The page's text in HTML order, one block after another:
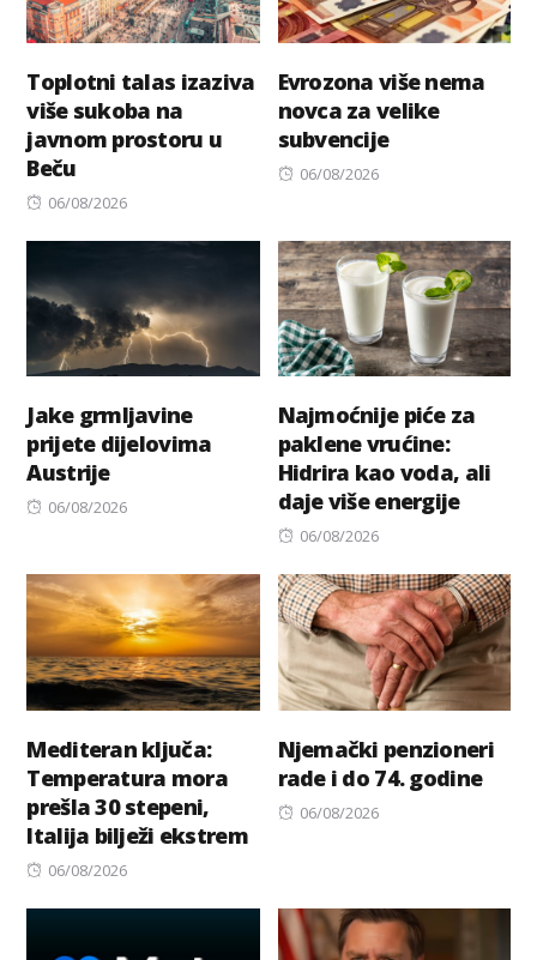
Toplotni talas izaziva
više sukoba na
javnom prostoru u
Beču
Posted
06/08/2026
Evrozona više nema
novca za velike
subvencije
Posted
06/08/2026
Jake grmljavine
prijete dijelovima
Austrije
Posted
06/08/2026
Najmoćnije piće za
paklene vrućine:
Hidrira kao voda, ali
daje više energije
Posted
06/08/2026
Mediteran ključa:
Temperatura mora
prešla 30 stepeni,
Italija bilježi ekstrem
Posted
06/08/2026
Njemački penzioneri
rade i do 74. godine
Posted
06/08/2026